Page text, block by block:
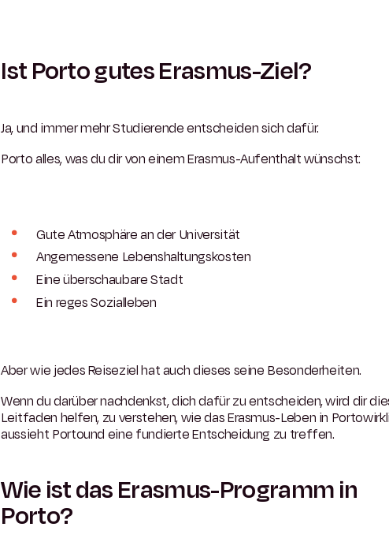
Ist Porto gutes Erasmus-Ziel?
Ja, und immer mehr Studierende entscheiden sich dafür.
Porto alles, was du dir von einem Erasmus-Aufenthalt wünschst:
Gute Atmosphäre an der Universität
Angemessene Lebenshaltungskosten
Eine überschaubare Stadt
Ein reges Sozialleben
Aber wie jedes Reiseziel hat auch dieses seine Besonderheiten.
Wenn du darüber nachdenkst, dich dafür zu entscheiden, wird dir
Leitfaden helfen, zu verstehen, wie das Erasmus-Leben in
aussieht Portound eine fundierte Entscheidung zu treffen.
Wie ist das Erasmus-Programm in
Porto?